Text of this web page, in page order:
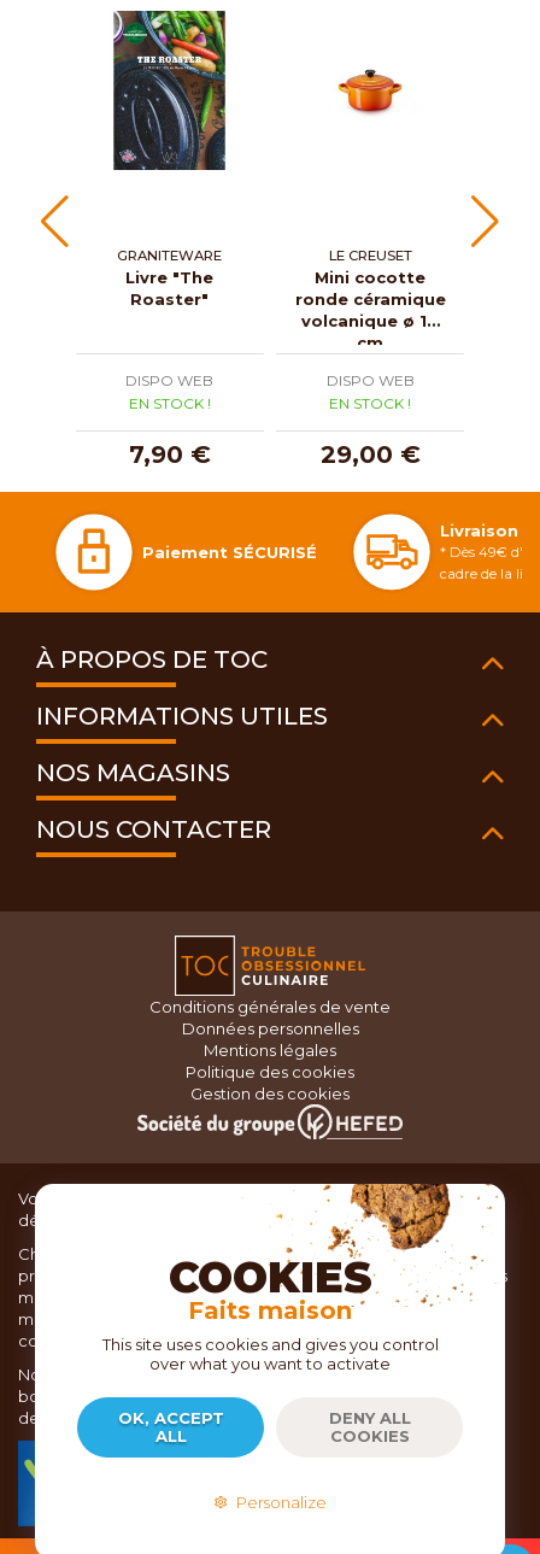
GRANITEWARE
Livre "The
Roaster"
DISPO WEB
EN STOCK !
7,90 €
LE CREUSET
Mini cocotte
ronde céramique
volcanique ø 10
cm
DISPO WEB
EN STOCK !
29,00 €
Paiement SÉCURISÉ
Livraison
* Dès 49€
cadre de la
À PROPOS DE TOC
INFORMATIONS UTILES
NOS MAGASINS
NOUS CONTACTER
Conditions générales de vente
Données personnelles
Mentions légales
Politique des cookies
Gestion des cookies
Vous recherchez du matériel de cuisine pour concocter de
délicieux plats ou des pâtisseries dignes d’un grand chef ?
Chez TOC, boutique d’ustensiles de cuisine, nous vous
proposons une large sélection de produits issus des meilleures
marques de matériel de cuisine: Ustensiles de pâtisserie,
matériel de cuisson, service de table, ustensiles de cuisine,
coutellerie, set picnic.
Nous vous réservons un accueil chaleureux au sein de nos 21
boutiques, mais vous trouverez également tout votre matériel
de cuisine en ligne sur notre site internet toc.fr
commerce et de la vente à distance depuis 2018.
COOKIES
Faits maison
This site uses cookies and gives you control
over what you want to activate
OK, ACCEPT
ALL
DENY ALL
COOKIES
Personalize